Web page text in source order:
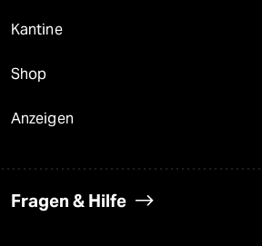
Kantine
Shop
Anzeigen
Fragen & Hilfe